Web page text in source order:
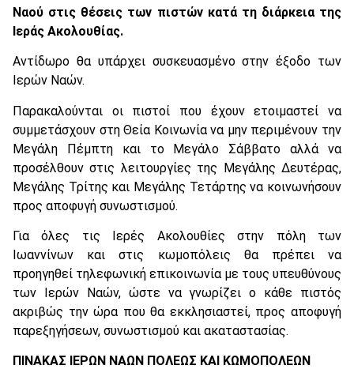
Ναού στις θέσεις των πιστών κατά τη διάρκεια της
Ιεράς Ακολουθίας.
Αντίδωρο θα υπάρχει συσκευασμένο στην έξοδο των
Ιερών Ναών.
Παρακαλούνται οι πιστοί που έχουν ετοιμαστεί να
συμμετάσχουν στη Θεία Κοινωνία να μην περιμένουν την
Μεγάλη Πέμπτη και το Μεγάλο Σάββατο αλλά να
προσέλθουν στις λειτουργίες της Μεγάλης Δευτέρας,
Μεγάλης Τρίτης και Μεγάλης Τετάρτης να κοινωνήσουν
προς αποφυγή συνωστισμού.
Για όλες τις Ιερές Ακολουθίες στην πόλη των
Ιωαννίνων και στις κωμοπόλεις θα πρέπει να
προηγηθεί τηλεφωνική επικοινωνία με τους υπευθύνους
των Ιερών Ναών, ώστε να γνωρίζει ο κάθε πιστός
ακριβώς την ώρα που θα εκκλησιαστεί, προς αποφυγή
παρεξηγήσεων, συνωστισμού και ακαταστασίας.
ΠΙΝΑΚΑΣ ΙΕΡΩΝ ΝΑΩΝ ΠΟΛΕΩΣ ΚΑΙ ΚΩΜΟΠΟΛΕΩΝ